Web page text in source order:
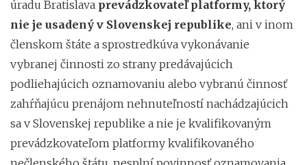
úradu Bratislava prevádzkovateľ platformy, ktorý
nie je usadený v Slovenskej republike, ani v inom
členskom štáte a sprostredkúva vykonávanie
vybranej činnosti zo strany predávajúcich
podliehajúcich oznamovaniu alebo vybranú činnosť
zahŕňajúcu prenájom nehnuteľností nachádzajúcich
sa v Slovenskej republike a nie je kvalifikovaným
prevádzkovateľom platformy kvalifikovaného